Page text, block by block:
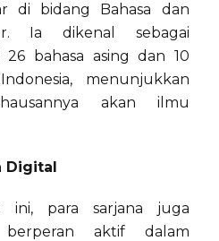
di bidang Bahasa dan
Ia dikenal sebagai
bahasa asing dan 10
menunjukkan
akan ilmu
Digital
ini, para sarjana juga
aktif dalam